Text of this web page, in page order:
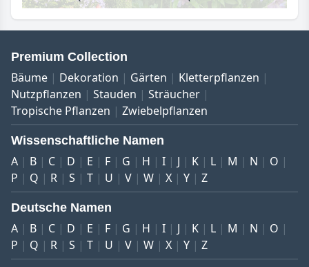
Premium Collection
Bäume Dekoration Gärten
Kletterpflanzen
Nutzpflanzen
Stauden
Sträucher
Tropische Pflanzen
Zwiebelpflanzen
Wissenschaftliche Namen
A B C D E F G H I J K L M N
O
P
Q R S T U V W X Y Z
Deutsche Namen
A B C D E F G H I J K L M N
O
P
Q R S T U V W X Y Z